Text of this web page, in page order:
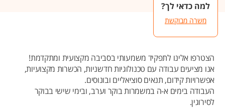
למה כדאי לך?
משרה מבוקשת
הצטרפו אלינו לתפקיד משמעותי בסביבה מקצועית ומתקדמת!
אנו מציעים עבודה עם טכנולוגיות חדשניות, הכשרות מקצועיות,
אפשרויות קידום, תנאים סוציאליים ובונוסים.
העבודה בימים א-ה במשמרות בוקר וערב, ובימי שישי בבוקר
לסירוגין.